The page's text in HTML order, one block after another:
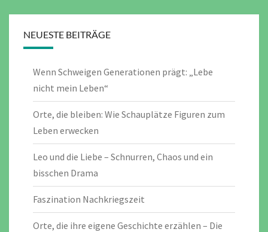
NEUESTE BEITRÄGE
Wenn Schweigen Generationen prägt: „Lebe
nicht mein Leben“
Orte, die bleiben: Wie Schauplätze Figuren zum
Leben erwecken
Leo und die Liebe – Schnurren, Chaos und ein
bisschen Drama
Faszination Nachkriegszeit
Orte, die ihre eigene Geschichte erzählen – Die